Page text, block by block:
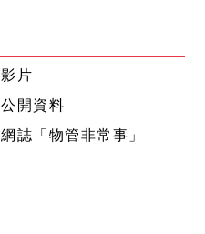
影片
公開資料
網誌「物管非常事」